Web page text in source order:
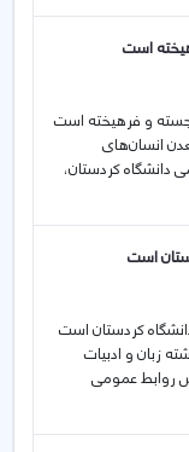
است
برجسته و فرهیخته است
انسان‌های
دانشگاه کردستان،
است
دانشگاه کردستان است
زبان و ادبیات
روابط عمومی